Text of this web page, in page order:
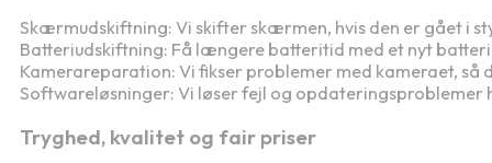
Skærmudskiftning: Vi skifter skærmen, hvis den er gået i
Batteriudskiftning: Få længere batteritid med et nyt
Kamerareparation: Vi fikser problemer med kameraet, så
Softwareløsninger: Vi løser fejl og opdateringsproblemer
Tryghed, kvalitet og fair priser